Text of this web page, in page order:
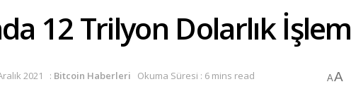
12 Trilyon Dolarlık İşlem
2021 : Bitcoin Haberleri Okuma Süresi : 6 mins read AA